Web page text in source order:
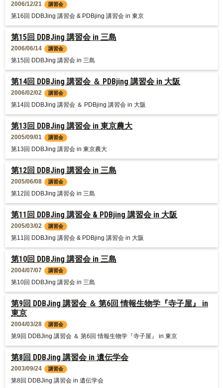
第8回 DDBJing 講習会 in 遺伝学会
2003/09/24 講習会
第8回 DDBJing 講習会 in 遺伝学会
第9回 DDBJing 講習会 ＆ 第6回 情報生物学『寺子屋』 in
東京
2004/03/28 講習会
第9回 DDBJing 講習会 ＆ 第6回 情報生物学『寺子屋』 in 東京
第10回 DDBJing 講習会 in 三島
2004/07/07 講習会
第10回 DDBJing 講習会 in 三島
第11回 DDBJing 講習会 & PDBjing 講習会 in 大阪
2005/03/02 講習会
第11回 DDBJing 講習会 & PDBjing 講習会 in 大阪
第12回 DDBJing 講習会 in 三島
2005/06/08 講習会
第12回 DDBJing 講習会 in 三島
第13回 DDBJing 講習会 in 東京農大
2005/09/01 講習会
第13回 DDBJing 講習会 in 東京農大
第14回 DDBJing 講習会 ＆ PDBjing 講習会 in 大阪
2006/02/02 講習会
第14回 DDBJing 講習会 ＆ PDBjing 講習会 in 大阪
第15回 DDBJing 講習会 in 三島
2006/06/14 講習会
第15回 DDBJing 講習会 in 三島
2006/12/21 講習会
第16回 DDBJing 講習会 & PDBjing 講習会 in 東京